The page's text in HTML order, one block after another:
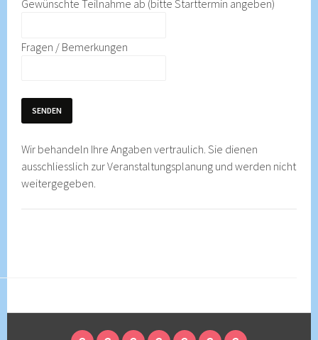
Gewünschte Teilnahme ab (bitte Starttermin angeben)
Fragen / Bemerkungen
SENDEN
Wir behandeln Ihre Angaben vertraulich. Sie dienen
ausschliesslich zur Veranstaltungsplanung und werden nicht
weitergegeben.